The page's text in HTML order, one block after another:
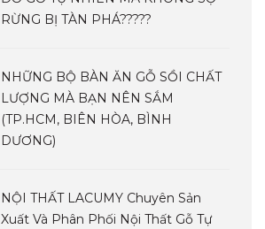
RỪNG BỊ TÀN PHÁ?????
NHỮNG BỘ BÀN ĂN GỖ SỒI CHẤT
LƯỢNG MÀ BẠN NÊN SẮM
(TP.HCM, BIÊN HÒA, BÌNH
DƯƠNG)
NỘI THẤT LACUMY Chuyên Sản
Xuất Và Phân Phối Nội Thất Gỗ Tự